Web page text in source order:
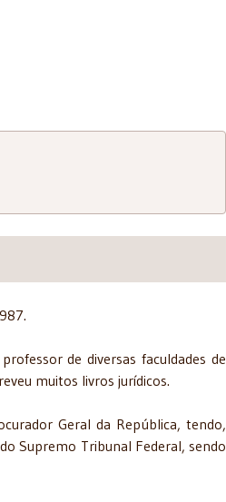
de diversas faculdades de
muitos livros jurídicos.
Geral da República, tendo,
Supremo Tribunal Federal, sendo